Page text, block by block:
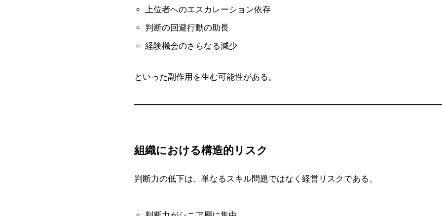
上位者へのエスカレーション依存
判断の回避行動の助長
経験機会のさらなる減少
といった副作用を生む可能性がある。
組織における構造的リスク
判断力の低下は、単なるスキル問題ではなく経営リスクである。